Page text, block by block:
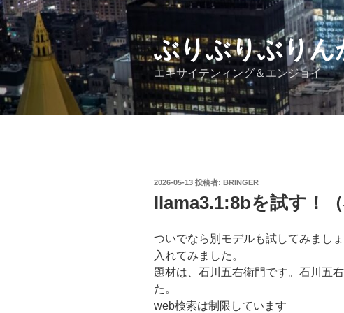
コ
ン
テ
ン
ツ
へ
ス
ぶりぶりぶりん
エキサイテンィング＆エンジョイ
投
2026-05-13 投稿者: BRINGER
llama3.1:8bを試す！（
ついでなら別モデルも試してみまし
入れてみました。
題材は、石川五右衛門です。石川五
た。
web検索は制限しています